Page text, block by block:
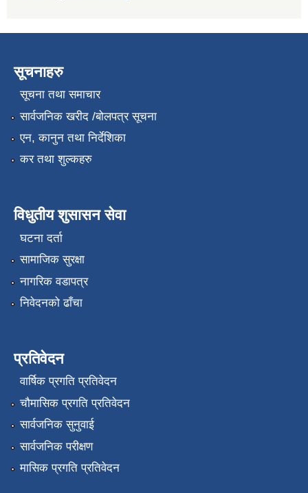
सूचनाहरु
सूचना तथा समाचार
सार्वजनिक खरीद /बोलपत्र सूचना
एन, कानुन तथा निर्देशिका
कर तथा शुल्कहरु
विधुतीय शुसासन सेवा
घटना दर्ता
सामाजिक सुरक्षा
नागरिक वडापत्र
निवेदनको ढाँचा
प्रतिवेदन
वार्षिक प्रगति प्रतिवेदन
चौमासिक प्रगति प्रतिवेदन
सार्वजनिक सुनुवाई
सार्वजनिक परीक्षण
मासिक प्रगति प्रतिवेदन